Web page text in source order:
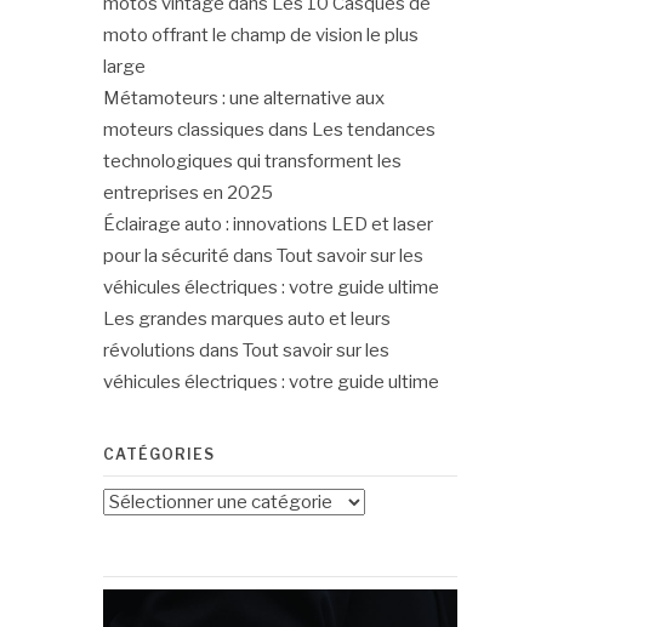
moto offrant le champ de vision le plus
large
Métamoteurs : une alternative aux
moteurs classiques dans Les tendances
technologiques qui transforment les
entreprises en 2025
Éclairage auto : innovations LED et laser
pour la sécurité dans Tout savoir sur les
véhicules électriques : votre guide ultime
Les grandes marques auto et leurs
révolutions dans Tout savoir sur les
véhicules électriques : votre guide ultime
CATÉGORIES
Catégories